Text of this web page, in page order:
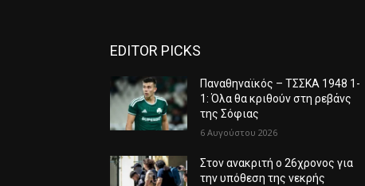
EDITOR PICKS
Παναθηναϊκός – ΤΣΣΚΑ 1948 1-
1: Όλα θα κριθούν στη ρεβάνς
της Σόφιας
6 Αυγούστου 2026
Στον ανακριτή ο 26χρονος για
την υπόθεση της νεκρής